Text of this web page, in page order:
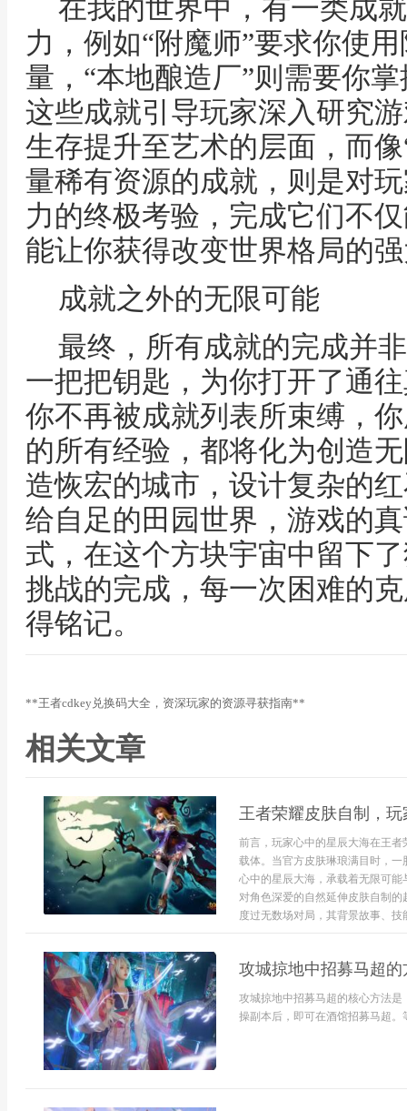
在我的世界中，有一类成
力，例如“附魔师”要求你使
量，“本地酿造厂”则需要你
这些成就引导玩家深入研究
生存提升至艺术的层面，而
量稀有资源的成就，则是对
力的终极考验，完成它们不
能让你获得改变世界格局的
成就之外的无限可能
最终，所有成就的完成并
一把把钥匙，为你打开了通
你不再被成就列表所束缚，
的所有经验，都将化为创造
造恢宏的城市，设计复杂的
给自足的田园世界，游戏的
式，在这个方块宇宙中留下
挑战的完成，每一次困难的
得铭记。
**王者cdkey兑换码大全，资深玩家的资源寻获指南**
相关文章
王者荣耀皮肤自制，
前言，玩家心中的星辰大海在王
载体。当官方皮肤琳琅满目时，
心中的星辰大海，承载着无限可
对角色深爱的自然延伸皮肤自制
度过无数场对局，其背景故事、
攻城掠地中招募马超
攻城掠地中招募马超的核心方法
操副本后，即可在酒馆招募马超